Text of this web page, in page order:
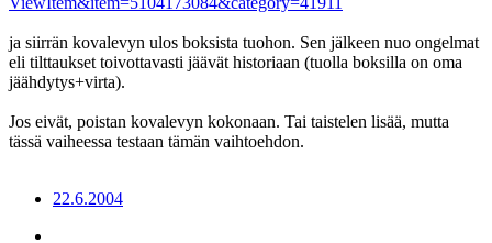
ja siirrän kovalevyn ulos boksista tuohon. Sen jälkeen nuo ongelmat
eli tilttaukset toivottavasti jäävät historiaan (tuolla boksilla on oma
jäähdytys+virta).
Jos eivät, poistan kovalevyn kokonaan. Tai taistelen lisää, mutta
tässä vaiheessa testaan tämän vaihtoehdon.
22.6.2004